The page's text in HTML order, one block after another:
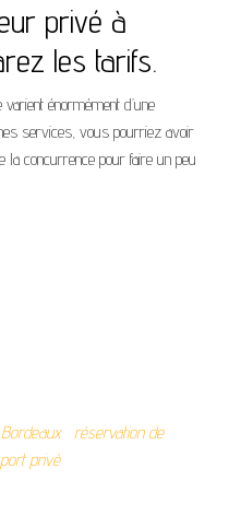
privé à
les tarifs.
énormément d’une
services, vous pourriez avoir
concurrence pour faire un peu
réservation de
privé